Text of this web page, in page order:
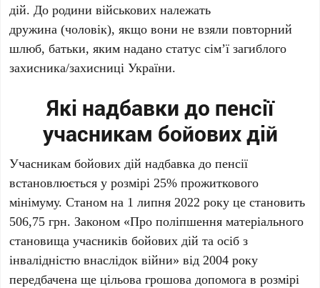
дій. До родини військових належать
дружина (чоловік), якщо вони не взяли повторний
шлюб, батьки, яким надано статус сім’ї загиблого
захисника/захисниці України.
Які надбавки до пенсії
учасникам бойових дій
Учасникам бойових дій надбавка до пенсії
встановлюється у розмірі 25% прожиткового
мінімуму. Станом на 1 липня 2022 року це становить
506,75 грн. Законом «Про поліпшення матеріального
становища учасників бойових дій та осіб з
інвалідністю внаслідок війни» від 2004 року
передбачена ще цільова грошова допомога в розмірі